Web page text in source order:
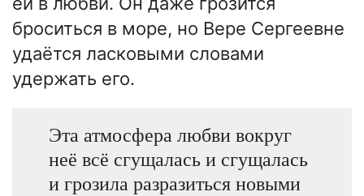
броситься в море, но Вере Сергеевне
удаётся ласковыми словами
удержать его.
Эта атмосфера любви вокруг
неё всё сгущалась и сгущалась
и грозила разразиться новыми